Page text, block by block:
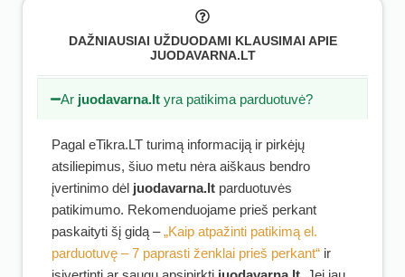
DAŽNIAUSIAI UŽDUODAMI KLAUSIMAI APIE
JUODAVARNA.LT
Ar juodavarna.lt yra patikima parduotuvė?
Pagal eTikra.LT turimą informaciją ir pirkėjų
atsiliepimus, šiuo metu nėra aiškaus bendro
įvertinimo dėl juodavarna.lt parduotuvės
patikimumo. Rekomenduojame prieš perkant
paskaityti šį gidą –„Kaip atpažinti patikimą el.
parduotuvę – 7 paprasti ženklai prieš perkant“ ir